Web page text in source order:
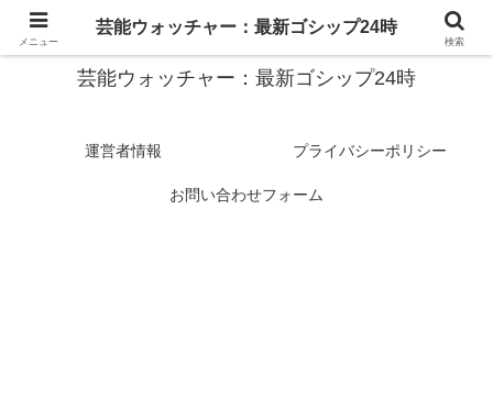
スターたちの裏側を徹底追跡！話題のゴシップがここに集結
芸能ウォッチャー：最新ゴシップ24時
運営者情報 プライバシーポリシー
お問い合わせフォーム
メニュー
芸能ウォッチャー：最新ゴシップ24時
検索